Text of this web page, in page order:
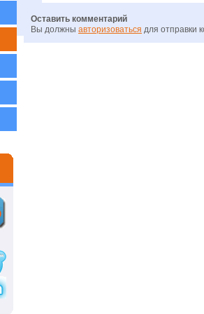
Оставить комментарий
Вы должны авторизоваться для отправки